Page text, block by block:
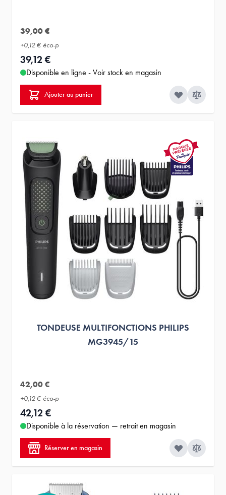
39,00 €
+0,12 € éco-p
39,12 €
Disponible en ligne - Voir stock en magasin
Ajouter au panier
TONDEUSE MULTIFONCTIONS PHILIPS
MG3945/15
42,00 €
+0,12 € éco-p
42,12 €
Disponible à la réservation — retrait en magasin
Réserver en magasin